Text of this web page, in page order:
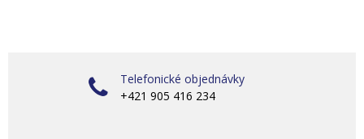
Telefonické objednávky
+421 905 416 234